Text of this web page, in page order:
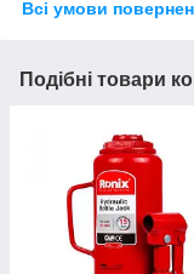
Всі умови
Подібні товари